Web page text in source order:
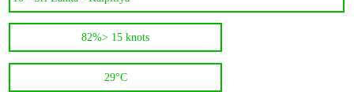
82%> 15 knots
29°C